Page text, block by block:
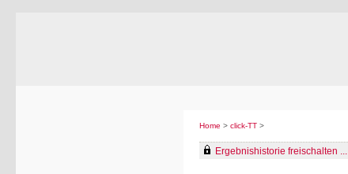
Home > click-TT >
Ergebnishistorie freischalten ...